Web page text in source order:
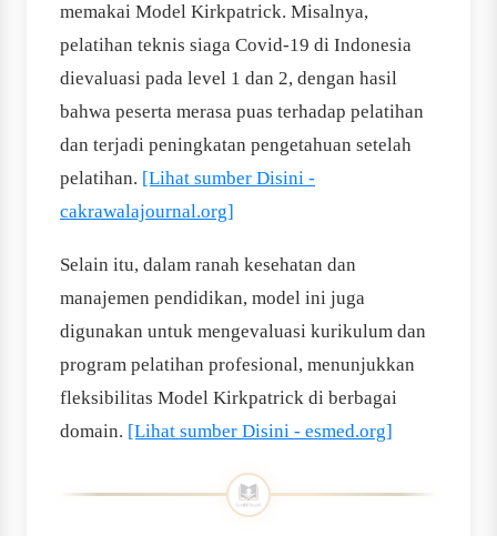
memakai Model Kirkpatrick. Misalnya,
pelatihan teknis siaga Covid-19 di Indonesia
dievaluasi pada level 1 dan 2, dengan hasil
bahwa peserta merasa puas terhadap pelatihan
dan terjadi peningkatan pengetahuan setelah
pelatihan. [Lihat sumber Disini -
cakrawalajournal.org]
Selain itu, dalam ranah kesehatan dan
manajemen pendidikan, model ini juga
digunakan untuk mengevaluasi kurikulum dan
program pelatihan profesional, menunjukkan
fleksibilitas Model Kirkpatrick di berbagai
domain. [Lihat sumber Disini - esmed.org]